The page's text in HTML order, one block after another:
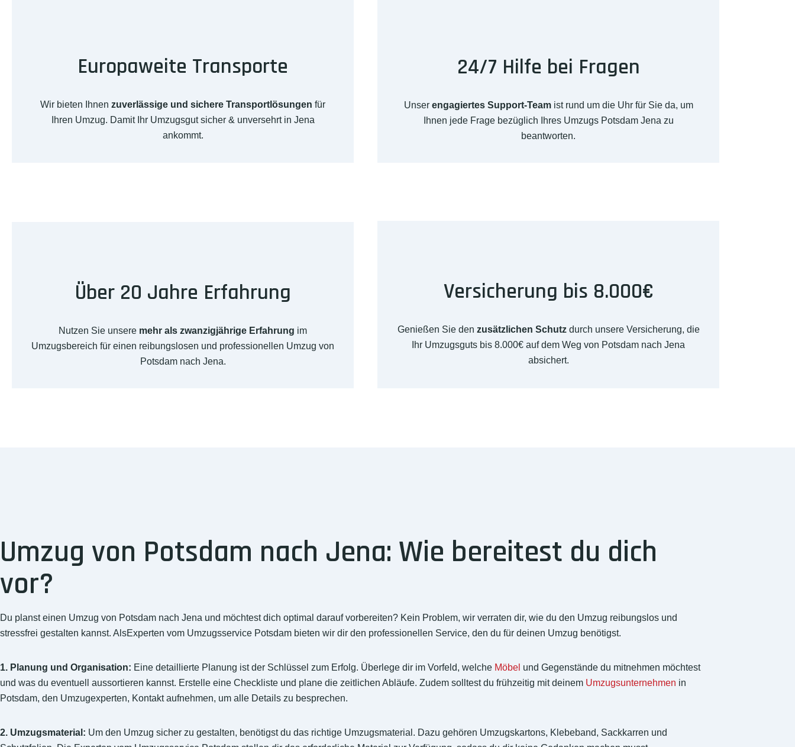
Europaweite Transporte
Wir bieten Ihnen zuverlässige und sichere Transportlösungen für
Ihren Umzug. Damit Ihr Umzugsgut sicher & unversehrt in Jena
ankommt.
24/7 Hilfe bei Fragen
Unser engagiertes Support-Teamist rund um die Uhr für Sie da, um
Ihnen jede Frage bezüglich Ihres Umzugs Potsdam Jena zu
beantworten.
Über 20 Jahre Erfahrung
Nutzen Sie unsere mehr als zwanzigjährige Erfahrung im
Umzugsbereich für einen reibungslosen und professionellen Umzug von
Potsdam nach Jena.
Versicherung bis 8.000€
Genießen Sie den zusätzlichen Schutzdurch unsere Versicherung, die
Ihr Umzugsguts bis 8.000€ auf dem Weg von Potsdam nach Jena
absichert.
Umzug von Potsdam nach Jena: Wie bereitest du dich
vor?
Du planst einen Umzug von Potsdam nach Jena und möchtest dich optimal darauf vorbereiten? Kein Problem, wir verraten dir, wie du den Umzug reibungslos und
stressfrei gestalten kannst. AlsExperten vom Umzugsservice Potsdam bieten wir dir den professionellen Service, den du für deinen Umzug benötigst.
1. Planung und Organisation: Eine detaillierte Planung ist der Schlüssel zum Erfolg. Überlege dir im Vorfeld, welche Möbel und Gegenstände du mitnehmen möchtest
und was du eventuell aussortieren kannst. Erstelle eine Checkliste und plane die zeitlichen Abläufe. Zudem solltest du frühzeitig mit deinem Umzugsunternehmen in
Potsdam, den Umzugexperten, Kontakt aufnehmen, um alle Details zu besprechen.
2. Umzugsmaterial: Um den Umzug sicher zu gestalten, benötigst du das richtige Umzugsmaterial. Dazu gehören Umzugskartons, Klebeband, Sackkarren und